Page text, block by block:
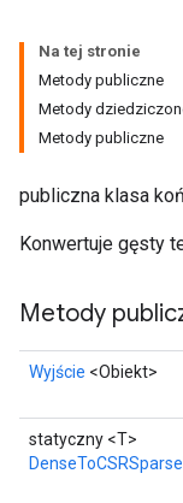
Na tej stronie
Metody publiczne
Metody
Metody publiczne
publiczna klasa
Konwertuje gęsty
Metody
Wyjście <Obiekt>
statyczny <T>